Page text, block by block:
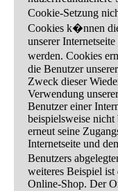
Cookie-Setzung
Cookies k�nnen
unserer
werden. Cookies
die Benutzer
Zweck dieser
Verwendung
Benutzer einer
beispielsweise nicht
erneut seine
Internetseite und
Benutzers
weiteres Beispiel ist
Online-Shop. Der